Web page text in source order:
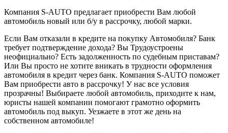
Компания S-AUTO предлагает приобрести Вам любой
автомобиль новый или б/у в рассрочку, любой марки.
Если Вам отказали в кредите на покупку Автомобиля? Банк
требует подтверждение дохода? Вы Трудоустроены
неофициально? Есть задолженность по судебным приставам?
Или Вы просто не хотите вникать в трудности оформления
автомобиля в кредит через банк. Компания S-AUTO поможет
Вам приобрести авто в рассрочку! У нас все условия
прозрачны! Выбираете любой автомобиль, приходите к нам,
юристы нашей компании помогают грамотно оформить
автомобиль под выкуп. Уезжаете в этот же день на
собственном автомобиле!